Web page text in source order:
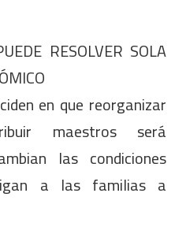
RESOLVER SOLA
en que reorganizar
maestros será
las condiciones
a las familias a